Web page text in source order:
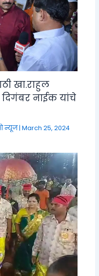
खा.राहुल
दिगंबर नाईक यांचे
न्यूज|March 25, 2024